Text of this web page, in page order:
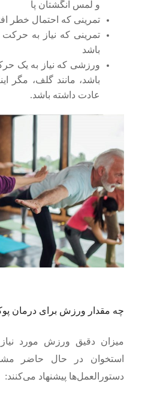
و لمس انگشتان پا
تمرینی که احتمال خطر
تمرینی که نیاز به حرکت
باشد
ورزشی که نیاز به یک
باشد، مانند گلف، مگر
عادت داشته باشد.
چه مقدار ورزش برای درمان
میزان دقیق ورزش مورد نیاز
استخوان در حال حاضر
دستورالعمل‌ها پیشنهاد می‌کنند: